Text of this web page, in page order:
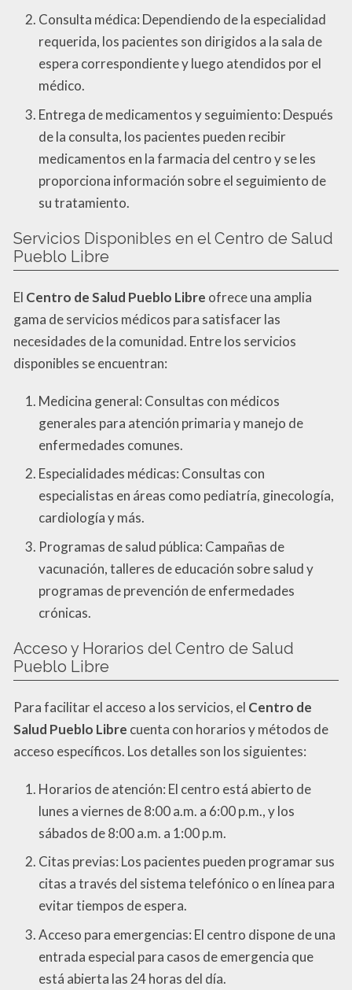
Consulta médica: Dependiendo de la especialidad
requerida, los pacientes son dirigidos a la sala de
espera correspondiente y luego atendidos por el
médico.
Entrega de medicamentos y seguimiento: Después
de la consulta, los pacientes pueden recibir
medicamentos en la farmacia del centro y se les
proporciona información sobre el seguimiento de
su tratamiento.
Servicios Disponibles en el Centro de Salud
Pueblo Libre
El Centro de Salud Pueblo Libre ofrece una amplia
gama de servicios médicos para satisfacer las
necesidades de la comunidad. Entre los servicios
disponibles se encuentran:
Medicina general: Consultas con médicos
generales para atención primaria y manejo de
enfermedades comunes.
Especialidades médicas: Consultas con
especialistas en áreas como pediatría, ginecología,
cardiología y más.
Programas de salud pública: Campañas de
vacunación, talleres de educación sobre salud y
programas de prevención de enfermedades
crónicas.
Acceso y Horarios del Centro de Salud
Pueblo Libre
Para facilitar el acceso a los servicios, el Centro de
Salud Pueblo Libre cuenta con horarios y métodos de
acceso específicos. Los detalles son los siguientes:
Horarios de atención: El centro está abierto de
lunes a viernes de 8:00 a.m. a 6:00 p.m., y los
sábados de 8:00 a.m. a 1:00 p.m.
Citas previas: Los pacientes pueden programar sus
citas a través del sistema telefónico o en línea para
evitar tiempos de espera.
Acceso para emergencias: El centro dispone de una
entrada especial para casos de emergencia que
está abierta las 24 horas del día.